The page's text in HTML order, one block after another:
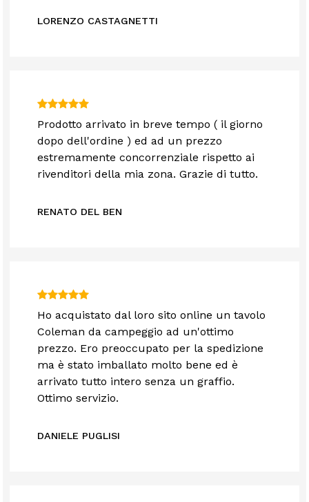
LORENZO CASTAGNETTI
Prodotto arrivato in breve tempo ( il giorno
dopo dell'ordine ) ed ad un prezzo
estremamente concorrenziale rispetto ai
rivenditori della mia zona. Grazie di tutto.
RENATO DEL BEN
Ho acquistato dal loro sito online un tavolo
Coleman da campeggio ad un'ottimo
prezzo. Ero preoccupato per la spedizione
ma è stato imballato molto bene ed è
arrivato tutto intero senza un graffio.
Ottimo servizio.
DANIELE PUGLISI